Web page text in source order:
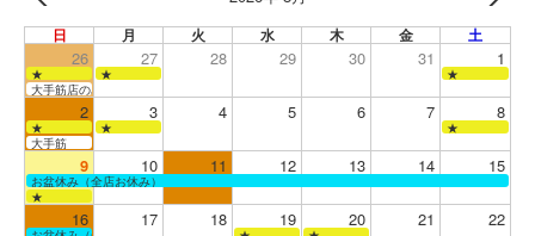
日 月 火 水 木 金 土
26 27 28 29 30 31 1
★ ★
★
大手筋店のみ営業
2 3 4 5 6 7 8
★ ★
★
大手筋
9 10 11 12 13 14 15
お盆休み（全店お休み）
★
16 17 18 19 20 21 22